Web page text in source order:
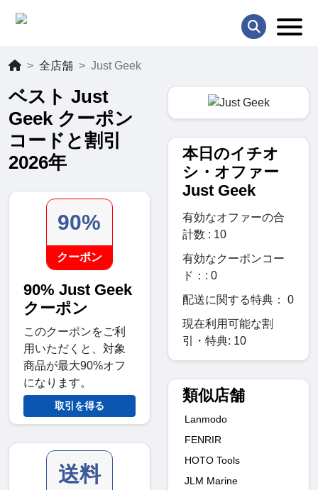
全店舗 Just Geek
ベスト Just
Geek クーポン
コードと割引
2026年
90%
クーポン
90% Just Geek
クーポン
このクーポンをご利
用いただくと、対象
商品が最大90%オフ
になります。
取引を得る
送料
本日のイチオ
シ・オファー
Just Geek
有効なオファーの合
計数 : 10
有効なクーポンコー
ド：: 0
配送に関する特典： 0
現在利用可能な割
引・特典: 10
類似店舗
Lanmodo
FENRIR
HOTO Tools
JLM Marine